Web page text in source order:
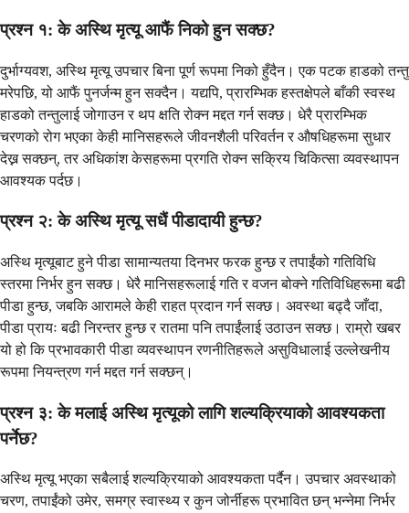
प्रश्न १: के अस्थि मृत्यू आफैं निको हुन सक्छ?
दुर्भाग्यवश, अस्थि मृत्यू उपचार बिना पूर्ण रूपमा निको हुँदैन। एक पटक हाडको तन्तु
मरेपछि, यो आफैं पुनर्जन्म हुन सक्दैन। यद्यपि, प्रारम्भिक हस्तक्षेपले बाँकी स्वस्थ
हाडको तन्तुलाई जोगाउन र थप क्षति रोक्न मद्दत गर्न सक्छ। धेरै प्रारम्भिक
चरणको रोग भएका केही मानिसहरूले जीवनशैली परिवर्तन र औषधिहरूमा सुधार
देख्न सक्छन्, तर अधिकांश केसहरूमा प्रगति रोक्न सक्रिय चिकित्सा व्यवस्थापन
आवश्यक पर्दछ।
प्रश्न २: के अस्थि मृत्यू सधैं पीडादायी हुन्छ?
अस्थि मृत्यूबाट हुने पीडा सामान्यतया दिनभर फरक हुन्छ र तपाईंको गतिविधि
स्तरमा निर्भर हुन सक्छ। धेरै मानिसहरूलाई गति र वजन बोक्ने गतिविधिहरूमा बढी
पीडा हुन्छ, जबकि आरामले केही राहत प्रदान गर्न सक्छ। अवस्था बढ्दै जाँदा,
पीडा प्रायः बढी निरन्तर हुन्छ र रातमा पनि तपाईंलाई उठाउन सक्छ। राम्रो खबर
यो हो कि प्रभावकारी पीडा व्यवस्थापन रणनीतिहरूले असुविधालाई उल्लेखनीय
रूपमा नियन्त्रण गर्न मद्दत गर्न सक्छन्।
प्रश्न ३: के मलाई अस्थि मृत्यूको लागि शल्यक्रियाको आवश्यकता
पर्नेछ?
अस्थि मृत्यू भएका सबैलाई शल्यक्रियाको आवश्यकता पर्दैन। उपचार अवस्थाको
चरण, तपाईंको उमेर, समग्र स्वास्थ्य र कुन जोर्नीहरू प्रभावित छन् भन्नेमा निर्भर